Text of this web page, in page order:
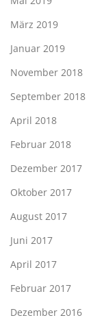
März 2019
Januar 2019
November 2018
September 2018
April 2018
Februar 2018
Dezember 2017
Oktober 2017
August 2017
Juni 2017
April 2017
Februar 2017
Dezember 2016